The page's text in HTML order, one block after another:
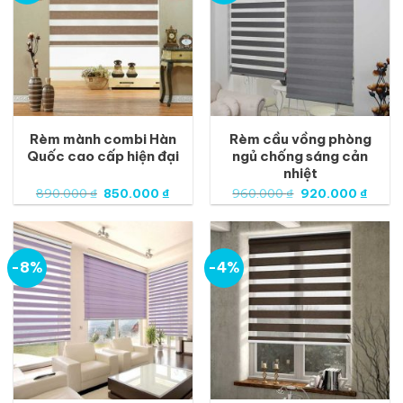
Rèm mành combi Hàn
Quốc cao cấp hiện đại
890.000₫ Giá
gốc
890.000 ₫.
850.000₫
hiện
850.000 ₫.
Rèm cầu vồng phòng
ngủ chống sáng cản
nhiệt
960.000₫ Giá
gốc
960.000 ₫.
920.000 ₫Giá
hiện
là:
-8% -4%